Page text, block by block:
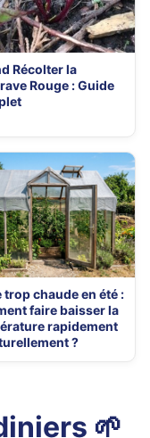
Récolter la
Rouge : Guide
trop chaude en été :
faire baisser la
rapidement
?
🌱